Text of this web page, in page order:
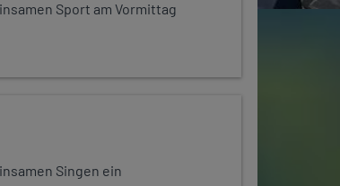
Sport am Vormittag
Singen ein